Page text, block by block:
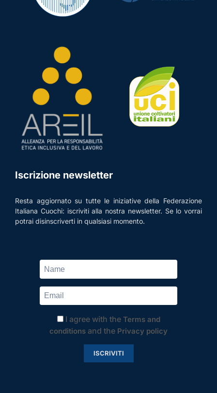
Iscrizione newsletter
Resta aggiornato su tutte le iniziative della Federazione
Italiana Cuochi: iscriviti alla nostra newsletter. Se lo vorrai
potrai disinscriverti in qualsiasi momento.
I agree with the Terms and
conditions and the Privacy policy
ISCRIVITI